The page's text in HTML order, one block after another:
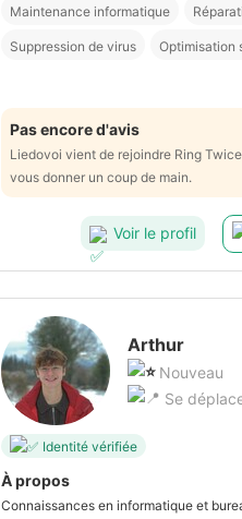
Maintenance informatique
Suppression de virus Optimisation
Pas encore d'avis
Liedovoi vient de rejoindre Ring
vous donner un coup de main.
Voir le profil
Arthur
Nouveau
Se
Identité vérifiée
À propos
Connaissances en informatique et